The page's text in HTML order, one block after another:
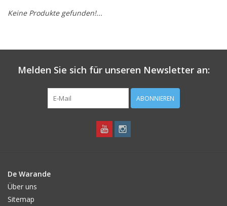
Beratung
Unser Garten!
Keine Produkte gefunden!...
Melden Sie sich für unseren Newsletter an:
ABONNIEREN
De Warande
Über uns
Sitemap